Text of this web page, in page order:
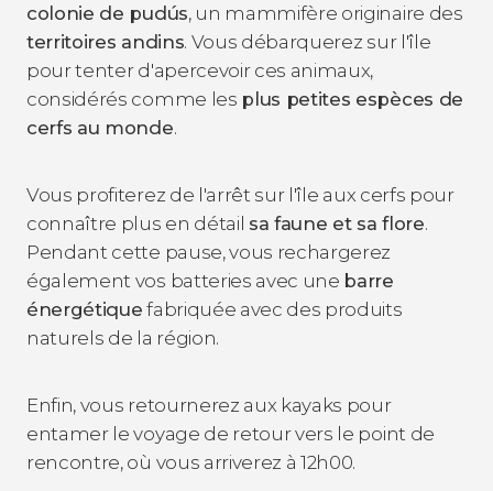
colonie de pudús, un mammifère originaire des
territoires andins. Vous débarquerez sur l'île
pour tenter d'apercevoir ces animaux,
considérés comme les plus petites espèces de
cerfs au monde.
Vous profiterez de l'arrêt sur l'île aux cerfs pour
connaître plus en détail sa faune et sa flore.
Pendant cette pause, vous rechargerez
également vos batteries avec une barre
énergétique fabriquée avec des produits
naturels de la région.
Enfin, vous retournerez aux kayaks pour
entamer le voyage de retour vers le point de
rencontre, où vous arriverez à 12h00.